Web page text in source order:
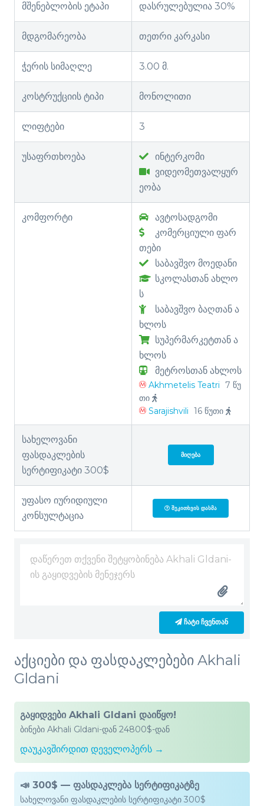
მშენებლობის ეტაპი დასრულებულია 30%
მდგომარეობა თეთრი კარკასი
ჭერის სიმაღლე 3.00 მ.
კოსტრუქციის ტიპი მონოლითი
ლიფტები 3
უსაფრთხოება
ინტერკომი
ვიდეომეთვალყურ
ეობა
კომფორტი
ავტოსადგომი
კომერციული ფარ
თები
საბავშვო მოედანი
სკოლასთან ახლო
ს
საბავშვო ბაღთან ა
ხლოს
სუპერმარკეტთან ა
ხლოს
მეტროსთან ახლოს
Akhmetelis Teatri
7 წუ
თი
Sarajishvili 16 წუთი
სახელოვანი
ფასდაკლების
სერტიფიკატი 300$
ᲛᲘᲦᲔᲑᲐ
უფასო იურიდიული
კონსულტაცია
ᲨᲔᲙᲘᲗᲮᲕᲘᲡ ᲓᲐᲡᲛᲐ
ᲩᲐᲢᲘ ᲩᲕᲔᲜᲗᲐᲜ
აქციები და ფასდაკლებები Akhali
Gldani
გაყიდვები Akhali Gldani დაიწყო!
ბინები Akhali Gldani-დან 24800$-დან
დაუკავშირდით დეველოპერს →
📣 300$ — ფასდაკლება სერტიფიკატზე
სახელოვანი ფასდაკლების სერტიფიკატი 300$